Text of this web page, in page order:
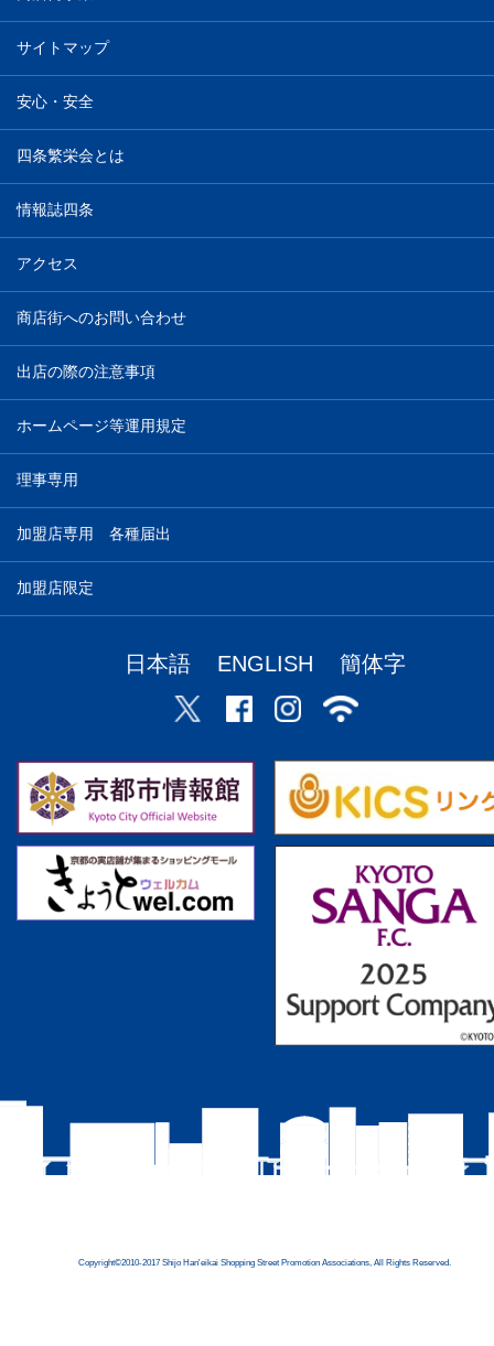
サイトマップ
安心・安全
四条繁栄会とは
情報誌四条
アクセス
商店街へのお問い合わせ
出店の際の注意事項
ホームページ等運用規定
理事専用
加盟店専用 各種届出
加盟店限定
日本語 ENGLISH 簡体字
Copyright©2010-2017 Shijo Han'eikai Shopping Street Promotion Associations, All Rights Reserved.